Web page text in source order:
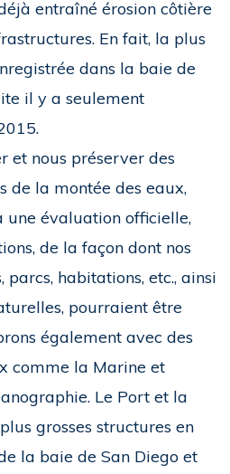
entraîné érosion côtière
En fait, la plus
dans la baie de
il y a seulement
et nous préserver des
de la montée des eaux,
une évaluation officielle,
de la façon dont nos
habitations, etc., ainsi
pourraient être
également avec des
comme la Marine et
Le Port et la
grosses structures en
la baie de San Diego et